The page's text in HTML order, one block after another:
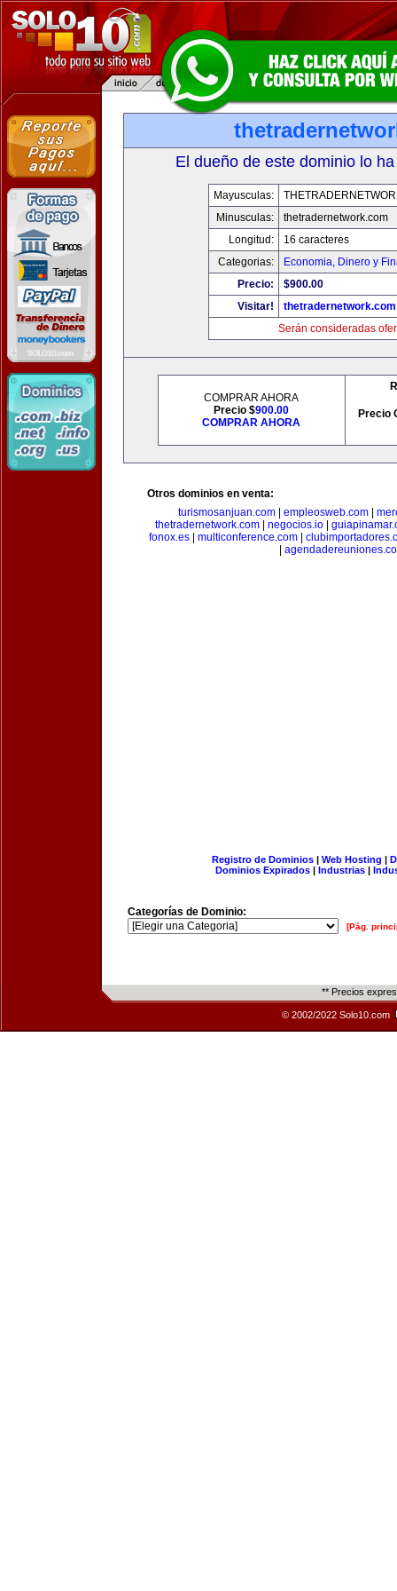
El dueño de este dominio lo
Mayusculas:
Minusculas:
thetradernetwork.com
Longitud:
16 caracteres
Categorias:
Economia, Dinero y
Precio:
$900.00
Visitar!
thetradernetwork.com
Serán consideradas
COMPRAR AHORA
Precio $900.00
COMPRAR AHORA
Precio
Otros dominios en venta:
turismosanjuan.com| empleosweb.com|
thetradernetwork.com
negocios.io
fonox.es| multiconference.com|
Registro de Dominios| Web Hosting |
Dominios Expirados | Industrias |
Categorías de Dominio:
[Pág.
** Precios
© 2002/2022 Solo10.com